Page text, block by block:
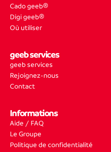
Cado geeb®
Digi geeb®
Où utiliser
geeb services
geeb services
Rejoignez-nous
Contact
Informations
Aide / FAQ
Le Groupe
Politique de confidentialité